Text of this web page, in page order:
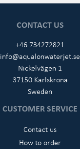
CONTACT US
+46 734272821
info@aqualonwaterjet.se
Nickelvägen 1
37150 Karlskrona
Sweden
CUSTOMER SERVICE
Contact us
How to order